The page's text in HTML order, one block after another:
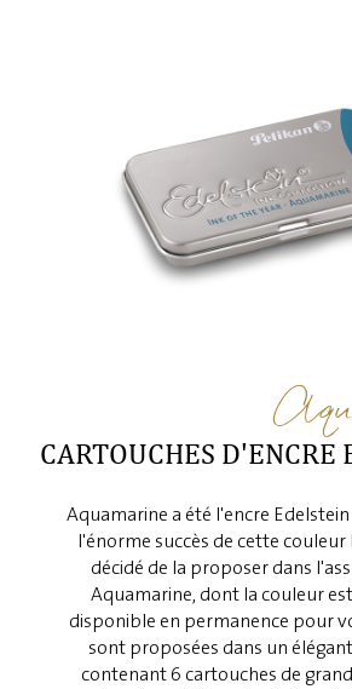
CARTOUCHES D'ENCRE
Aquamarine a été l'encre Edelstein
l'énorme succès de cette couleur
décidé de la proposer dans
Aquamarine, dont la couleur
disponible en permanence pour
sont proposées dans un
contenant 6 cartouches de